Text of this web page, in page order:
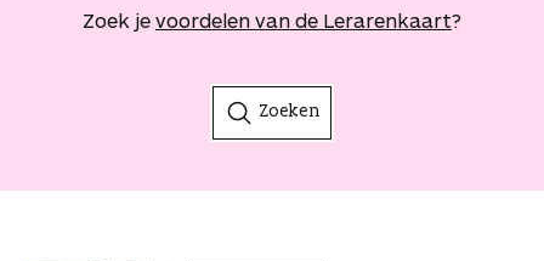
Zoek je voordelen van de Lerarenkaart?
Zoeken